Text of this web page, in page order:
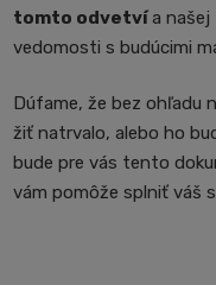
tomto odvetví a
vedomosti s budúcimi
Dúfame, že bez ohľadu
žiť natrvalo, alebo ho
bude pre vás tento
vám pomôže splniť váš